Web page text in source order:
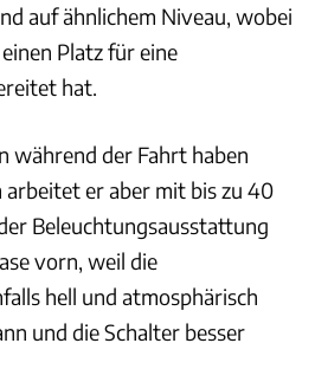
auf ähnlichem Niveau, wobei
Platz für eine
hat.
während der Fahrt haben
arbeitet er aber mit bis zu 40
Beleuchtungsausstattung
vorn, weil die
hell und atmosphärisch
und die Schalter besser